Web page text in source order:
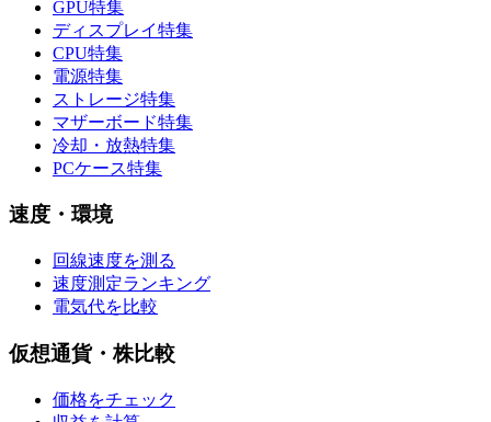
GPU特集
ディスプレイ特集
CPU特集
電源特集
ストレージ特集
マザーボード特集
冷却・放熱特集
PCケース特集
速度・環境
回線速度を測る
速度測定ランキング
電気代を比較
仮想通貨・株比較
価格をチェック